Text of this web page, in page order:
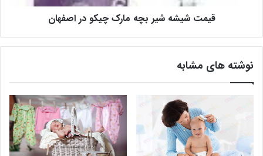
قیمت شیشه شیر بچه مارک چیکو در اصفهان
نوشته های مشابه